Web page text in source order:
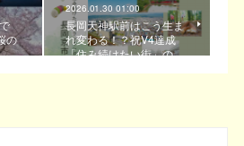
の
…
2026.01.30 01:00
長岡天神駅前はこう生ま
れ変わる！？祝V4達成
「住み続けたい街」の…